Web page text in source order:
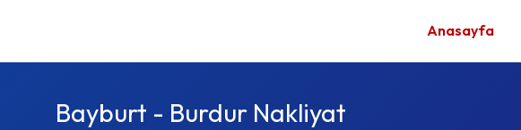
Anasayfa
Bayburt - Burdur Nakliyat